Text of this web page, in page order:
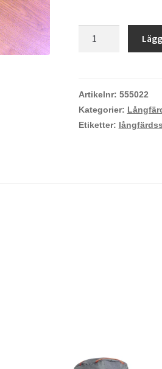
Artikelnr: 555022
Kategorier:
Etiketter: